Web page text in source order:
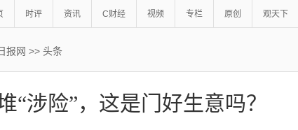
时评 资讯 C财经 视频 专栏 原创 观天下
报网 >> 头条
“涉险”，这是门好生意吗？